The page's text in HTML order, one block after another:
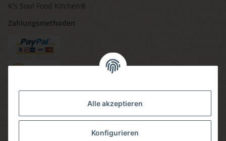
Alle akzeptieren
Konfigurieren
K's Soul Food Kitchen®
Zahlungsmethoden
Versandmethoden